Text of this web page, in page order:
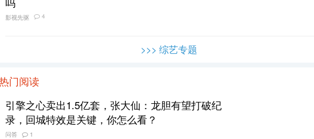
影视先驱
>>> 综艺专题
热门阅读
引擎之心卖出1.5亿套，张大仙：龙胆有望打破纪
录，回城特效是关键，你怎么看？
问答 1